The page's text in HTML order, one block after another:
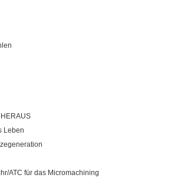
Leben
ATC für das Micromachining